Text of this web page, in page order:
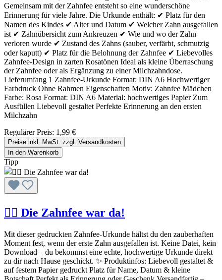
Gemeinsam mit der Zahnfee entsteht so eine wunderschöne
Erinnerung für viele Jahre. Die Urkunde enthält: ✔ Platz für den
Namen des Kindes ✔ Alter und Datum ✔ Welcher Zahn ausgefallen
ist ✔ Zahnübersicht zum Ankreuzen ✔ Wie und wo der Zahn
verloren wurde ✔ Zustand des Zahns (sauber, verfärbt, schmutzig
oder kaputt) ✔ Platz für die Belohnung der Zahnfee ✔ Liebevolles
Zahnfee-Design in zarten Rosatönen Ideal als kleine Überraschung
der Zahnfee oder als Ergänzung zu einer Milchzahndose.
Lieferumfang 1 Zahnfee-Urkunde Format: DIN A6 Hochwertiger
Farbdruck Ohne Rahmen Eigenschaften Motiv: Zahnfee Mädchen
Farbe: Rosa Format: DIN A6 Material: hochwertiges Papier Zum
Ausfüllen Liebevoll gestaltet Perfekte Erinnerung an den ersten
Milchzahn
Regulärer Preis: 1,99 €
Preise inkl. MwSt. zzgl. Versandkosten
In den Warenkorb
Tipp
🧚‍♀️ Die Zahnfee war da!
Mit dieser gedruckten Zahnfee-Urkunde hältst du den zauberhaften
Moment fest, wenn der erste Zahn ausgefallen ist. Keine Datei, kein
Download – du bekommst eine echte, hochwertige Urkunde direkt
zu dir nach Hause geschickt. ✨ Produktinfos: Liebevoll gestaltet &
auf festem Papier gedruckt Platz für Name, Datum & kleine